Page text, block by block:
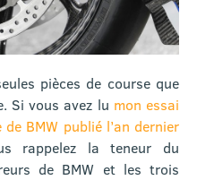
pièces de course que
Si vous avez lu mon essai
BMW publié l’an dernier
rappelez la teneur du
de BMW et les trois